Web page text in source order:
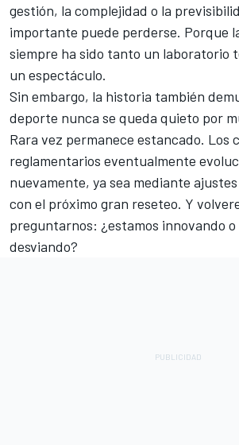
gestión, la complejidad o la
importante puede perderse. Porque
siempre ha sido tanto un laboratorio
un espectáculo.
Sin embargo, la historia también
deporte nunca se queda quieto por
Rara vez permanece estancado. Los
reglamentarios eventualmente
nuevamente, ya sea mediante
con el próximo gran reseteo. Y
preguntarnos: ¿estamos innovando o
desviando?